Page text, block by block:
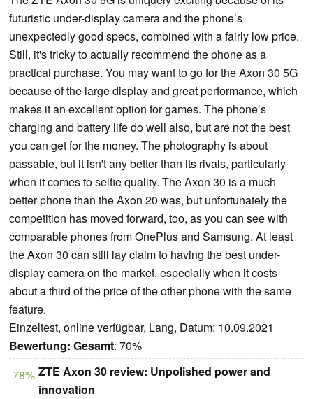
futuristic under-display camera and the phone’s
unexpectedly good specs, combined with a fairly low price.
Still, it's tricky to actually recommend the phone as a
practical purchase. You may want to go for the Axon 30 5G
because of the large display and great performance, which
makes it an excellent option for games. The phone’s
charging and battery life do well also, but are not the best
you can get for the money. The photography is about
passable, but it isn't any better than its rivals, particularly
when it comes to selfie quality. The Axon 30 is a much
better phone than the Axon 20 was, but unfortunately the
competition has moved forward, too, as you can see with
comparable phones from OnePlus and Samsung. At least
the Axon 30 can still lay claim to having the best under-
display camera on the market, especially when it costs
about a third of the price of the other phone with the same
feature.
Einzeltest, online verfügbar, Lang, Datum: 10.09.2021
Bewertung: Gesamt: 70%
78% ZTE Axon 30 review: Unpolished power and
innovation